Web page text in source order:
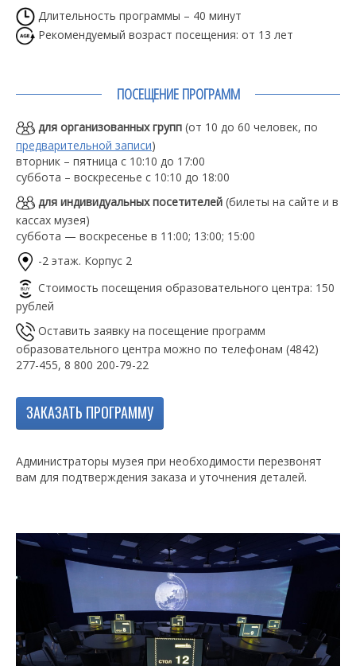
Длительность программы – 40 минут
Рекомендуемый возраст посещения: от 13 лет
ПОСЕЩЕНИЕ ПРОГРАММ
для организованных групп (от 10 до 60 человек, по
предварительной записи)
вторник – пятница с 10:10 до 17:00
суббота – воскресенье с 10:10 до 18:00
для индивидуальных посетителей (билеты на сайте и в
кассах музея)
суббота — воскресенье в 11:00; 13:00; 15:00
-2 этаж. Корпус 2
Стоимость посещения образовательного центра: 150
рублей
Оставить заявку на посещение программ
образовательного центра можно по телефонам (4842)
277-455, 8 800 200-79-22
ЗАКАЗАТЬ ПРОГРАММУ
Администраторы музея при необходимости перезвонят
вам для подтверждения заказа и уточнения деталей.